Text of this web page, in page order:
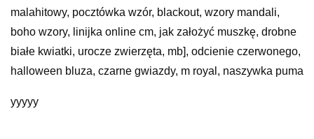
malahitowy, pocztówka wzór, blackout, wzory mandali,
boho wzory, linijka online cm, jak założyć muszkę, drobne
białe kwiatki, urocze zwierzęta, mb], odcienie czerwonego,
halloween bluza, czarne gwiazdy, m royal, naszywka puma
yyyyy